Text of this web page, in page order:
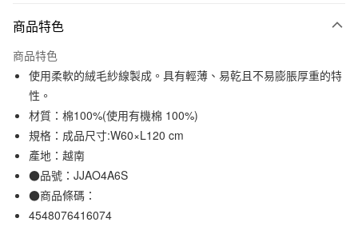
信用卡一次付款
信用卡分期付款
3 期 0 利率 每期
合作金庫商業銀行
第一商業銀行
華南商業銀行
上海商業儲蓄銀行
臺灣中小企業銀行
匯豐（台灣）商業銀行
聯邦商業銀行
超商取貨付款
LINE Pay
Apple Pay
街口支付
商品特色
商品特色
使用柔軟的絨毛紗線製成。具有輕薄、易乾且不易膨脹厚重的特
性。
材質：棉100%(使用有機棉 100%)
規格：成品尺寸:W60×L120 cm
產地：越南
●品號：JJAO4A6S
●商品條碼：
4548076416074